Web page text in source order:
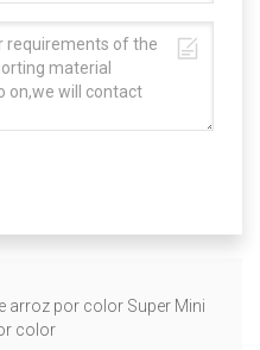
arroz por color Super Mini
color